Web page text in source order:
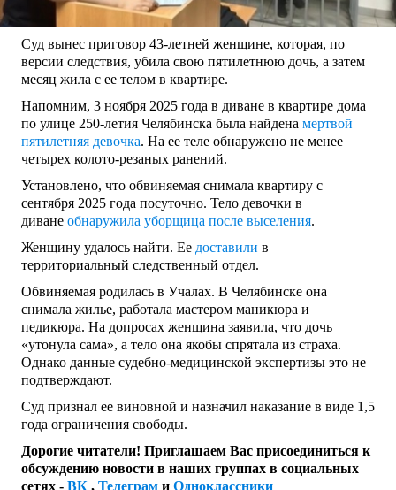
Суд вынес приговор 43-летней женщине, которая, по
версии следствия, убила свою пятилетнюю дочь, а затем
месяц жила с ее телом в квартире.
Напомним, 3 ноября 2025 года в диване в квартире дома
по улице 250-летия Челябинска была найдена мертвой
пятилетняя девочка. На ее теле обнаружено не менее
четырех колото-резаных ранений.
Установлено, что обвиняемая снимала квартиру с
сентября 2025 года посуточно. Тело девочки в
диване обнаружила уборщица после выселения.
Женщину удалось найти. Ее доставили в
территориальный следственный отдел.
Обвиняемая родилась в Учалах. В Челябинске она
снимала жилье, работала мастером маникюра и
педикюра. На допросах женщина заявила, что дочь
«утонула сама», а тело она якобы спрятала из страха.
Однако данные судебно-медицинской экспертизы это не
подтверждают.
Суд признал ее виновной и назначил наказание в виде 1,5
года ограничения свободы.
Дорогие читатели! Приглашаем Вас присоединиться к
обсуждению новости в наших группах в социальных
сетях - ВК , Телеграм и Одноклассники